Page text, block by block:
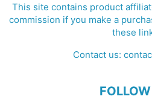
This site contains product
commission if you make a
these
Contact us: